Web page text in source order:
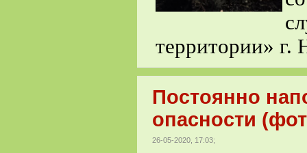
территории» г.
Постоянно
опасности
26-05-2020, 17:03;